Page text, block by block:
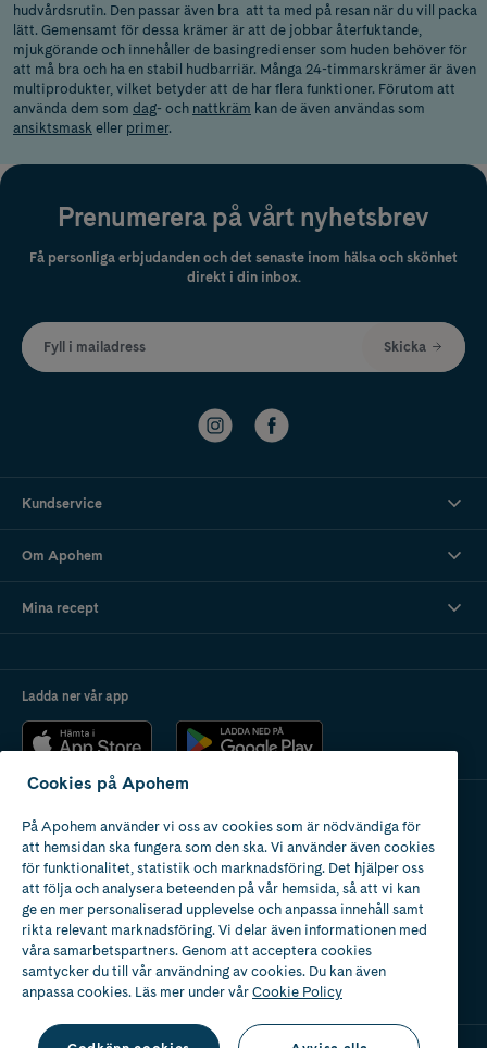
hudvårdsrutin. Den passar även bra att ta med på resan när du vill packa
lätt. Gemensamt för dessa krämer är att de jobbar återfuktande,
mjukgörande och innehåller de basingredienser som huden behöver för
att må bra och ha en stabil hudbarriär. Många 24-timmarskrämer är även
multiprodukter, vilket betyder att de har flera funktioner. Förutom att
använda dem som dag- och nattkräm kan de även användas som
ansiktsmask eller primer.
Prenumerera på vårt nyhetsbrev
Få personliga erbjudanden och det senaste inom hälsa och skönhet
direkt i din inbox.
Fyll i mailadress Skicka
Kundservice
Om Apohem
Mina recept
Ladda ner vår app
Apotek med tillstånd
av Läkemedelsverket
2024
Cookies på Apohem
På Apohem använder vi oss av cookies som är nödvändiga för
att hemsidan ska fungera som den ska. Vi använder även cookies
för funktionalitet, statistik och marknadsföring. Det hjälper oss
att följa och analysera beteenden på vår hemsida, så att vi kan
ge en mer personaliserad upplevelse och anpassa innehåll samt
rikta relevant marknadsföring. Vi delar även informationen med
våra samarbetspartners. Genom att acceptera cookies
samtycker du till vår användning av cookies. Du kan även
anpassa cookies. Läs mer under vårCookie Policy